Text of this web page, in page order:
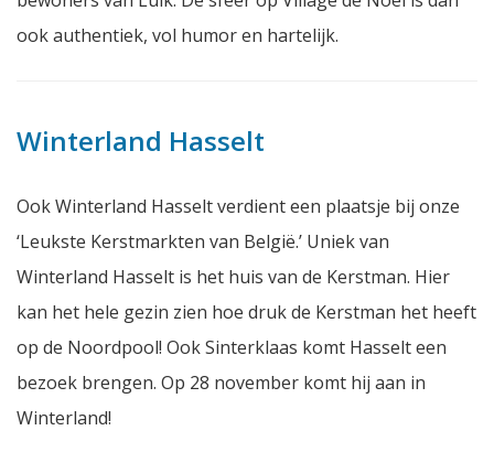
ook authentiek, vol humor en hartelijk.
Winterland Hasselt
Ook Winterland Hasselt verdient een plaatsje bij onze
‘Leukste Kerstmarkten van België.’ Uniek van
Winterland Hasselt is het huis van de Kerstman. Hier
kan het hele gezin zien hoe druk de Kerstman het heeft
op de Noordpool! Ook Sinterklaas komt Hasselt een
bezoek brengen. Op 28 november komt hij aan in
Winterland!